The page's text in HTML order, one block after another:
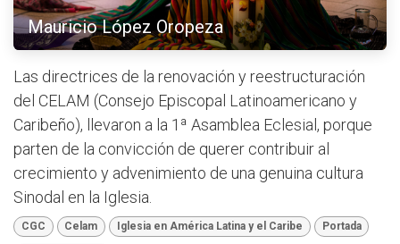
Mauricio López Oropeza
Las directrices de la renovación y reestructuración
del CELAM (Consejo Episcopal Latinoamericano y
Caribeño), llevaron a la 1ª Asamblea Eclesial, porque
parten de la convicción de querer contribuir al
crecimiento y advenimiento de una genuina cultura
Sinodal en la Iglesia.
CGC Celam Iglesia en América Latina y el Caribe Portada